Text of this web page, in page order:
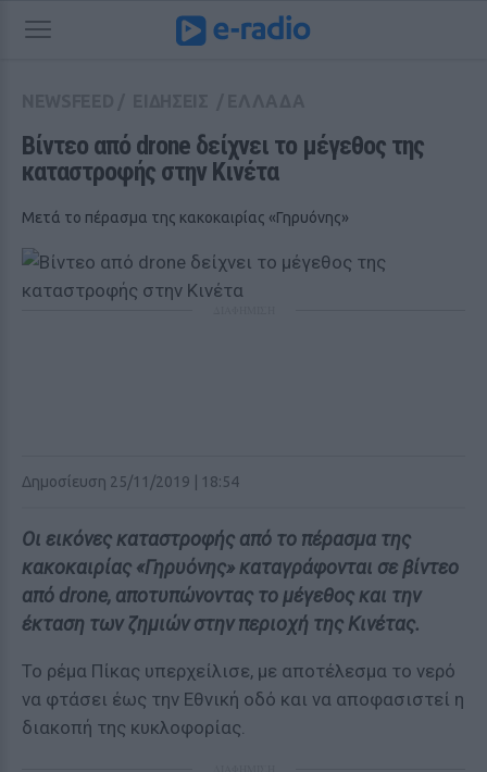
Βίντεο από drone δείχνει το μέγεθος της
καταστροφής στην Κινέτα
Μετά το πέρασμα της κακοκαιρίας «Γηρυόνης»
Δημοσίευση 25/11/2019 | 18:54
Οι εικόνες καταστροφής από το πέρασμα της
κακοκαιρίας «Γηρυόνης» καταγράφονται σε βίντεο
από drone, αποτυπώνοντας το μέγεθος και την
έκταση των ζημιών στην περιοχή της Κινέτας.
To ρέμα Πίκας υπερχείλισε, με αποτέλεσμα το νερό
να φτάσει έως την Εθνική οδό και να αποφασιστεί η
διακοπή της κυκλοφορίας.